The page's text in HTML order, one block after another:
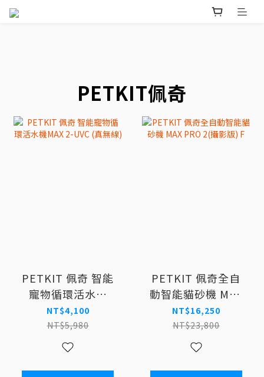
PETKIT佩奇
PETKIT 佩奇 智能
寵物循環活水機
MAX 2-UVC (真無
線)
NT$4,100
NT$5,980
PETKIT 佩奇全自
動智能貓砂機 MAX
PRO 2(攝影版) F
NT$16,250
NT$23,800